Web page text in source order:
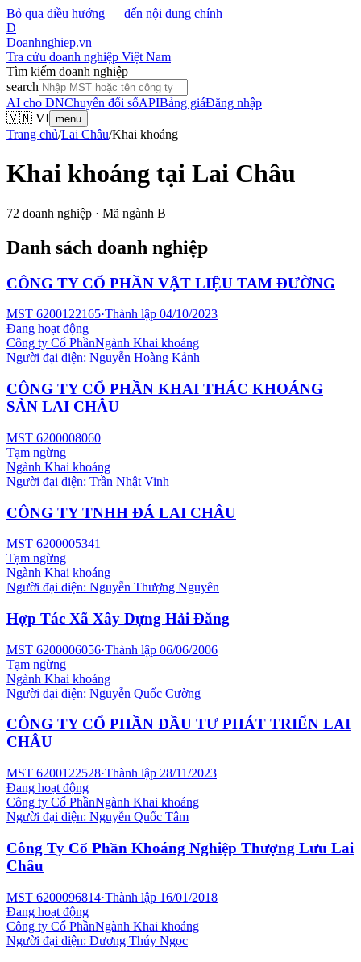
Bỏ qua điều hướng — đến nội dung chính
D
Doanhnghiep.vn
Tra cứu doanh nghiệp Việt Nam
Tìm kiếm doanh nghiệp
search
AI cho DNChuyển đổi sốAPIBảng giáĐăng nhập
🇻🇳 VI menu
Trang chủ/Lai Châu/Khai khoáng
Khai khoáng tại Lai Châu
72 doanh nghiệp · Mã ngành B
Danh sách doanh nghiệp
CÔNG TY CỔ PHẦN VẬT LIỆU TAM ĐƯỜNG
MST 6200122165·Thành lập 04/10/2023
Đang hoạt động
Công ty Cổ PhầnNgành Khai khoáng
Người đại diện: Nguyễn Hoàng Kảnh
CÔNG TY CỔ PHẦN KHAI THÁC KHOÁNG
SẢN LAI CHÂU
MST 6200008060
Tạm ngừng
Ngành Khai khoáng
Người đại diện: Trần Nhật Vinh
CÔNG TY TNHH ĐÁ LAI CHÂU
MST 6200005341
Tạm ngừng
Ngành Khai khoáng
Người đại diện: Nguyễn Thượng Nguyên
Hợp Tác Xã Xây Dựng Hải Đăng
MST 6200006056·Thành lập 06/06/2006
Tạm ngừng
Ngành Khai khoáng
Người đại diện: Nguyễn Quốc Cường
CÔNG TY CỔ PHẦN ĐẦU TƯ PHÁT TRIỂN LAI
CHÂU
MST 6200122528·Thành lập 28/11/2023
Đang hoạt động
Công ty Cổ PhầnNgành Khai khoáng
Người đại diện: Nguyễn Quốc Tâm
Công Ty Cổ Phần Khoáng Nghiệp Thượng Lưu Lai
Châu
MST 6200096814·Thành lập 16/01/2018
Đang hoạt động
Công ty Cổ PhầnNgành Khai khoáng
Người đại diện: Dương Thúy Ngọc